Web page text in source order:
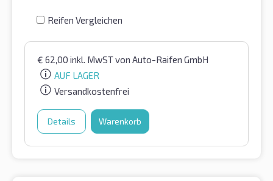
Reifen Vergleichen
€ 62,00 inkl. MwSTvon Auto-Raifen GmbH
AUF LAGER
Versandkostenfrei
Details Warenkorb